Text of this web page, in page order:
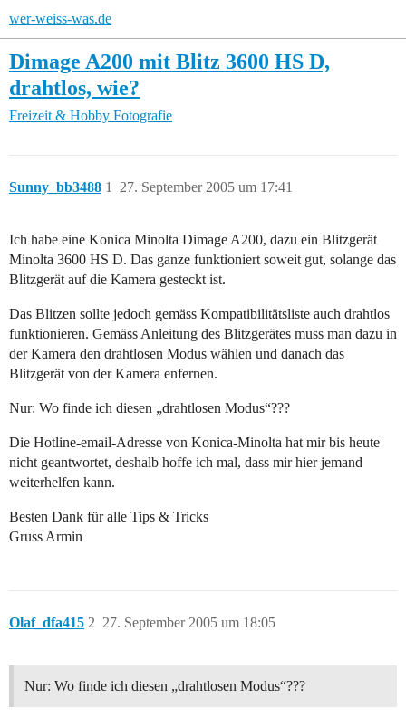
wer-weiss-was.de
Dimage A200 mit Blitz 3600 HS D,
drahtlos, wie?
Freizeit & Hobby Fotografie
Sunny_bb3488 27. September 2005 um 17:41
1
Ich habe eine Konica Minolta Dimage A200, dazu ein Blitzgerät
Minolta 3600 HS D. Das ganze funktioniert soweit gut, solange das
Blitzgerät auf die Kamera gesteckt ist.
Das Blitzen sollte jedoch gemäss Kompatibilitätsliste auch drahtlos
funktionieren. Gemäss Anleitung des Blitzgerätes muss man dazu in
der Kamera den drahtlosen Modus wählen und danach das
Blitzgerät von der Kamera enfernen.
Nur: Wo finde ich diesen „drahtlosen Modus“???
Die Hotline-email-Adresse von Konica-Minolta hat mir bis heute
nicht geantwortet, deshalb hoffe ich mal, dass mir hier jemand
weiterhelfen kann.
Besten Dank für alle Tips & Tricks
Gruss Armin
Olaf_dfa415 27. September 2005 um 18:05
2
Nur: Wo finde ich diesen „drahtlosen Modus“???